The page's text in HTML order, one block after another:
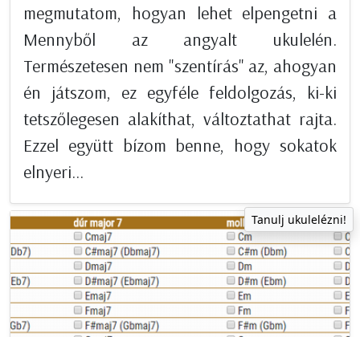
megmutatom, hogyan lehet elpengetni a
Mennyből az angyalt ukulelén.
Természetesen nem "szentírás" az, ahogyan
én játszom, ez egyféle feldolgozás, ki-ki
tetszőlegesen alakíthat, változtathat rajta.
Ezzel együtt bízom benne, hogy sokatok
elnyeri...
Tanulj ukulelézni!